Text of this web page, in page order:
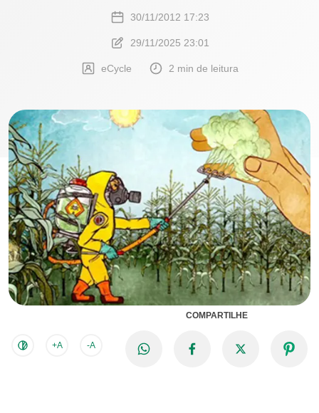
30/11/2012 17:23
29/11/2025 23:01
eCycle 2 min de leitura
+A -A
COMPARTILHE